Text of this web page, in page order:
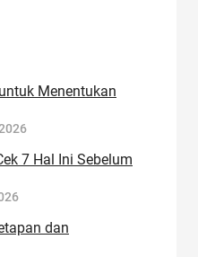
Menentukan
7 Hal Ini Sebelum
dan